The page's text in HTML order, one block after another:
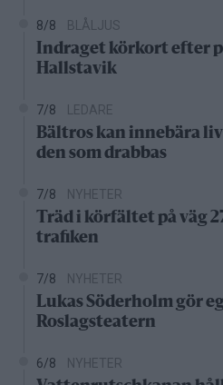
8/8 BLÅLJUS
Indraget körkort efter
Hallstavik
7/8 LEDARE
Bältros kan innebära
den som drabbas
7/8 NYHETER
Träd i körfältet på väg
trafiken
7/8 NYHETER
Lukas Söderholm gör
Roslagsteatern
6/8 NYHETER